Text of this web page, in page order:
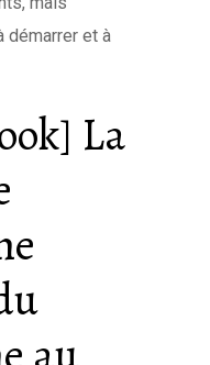
démarrer et à
La